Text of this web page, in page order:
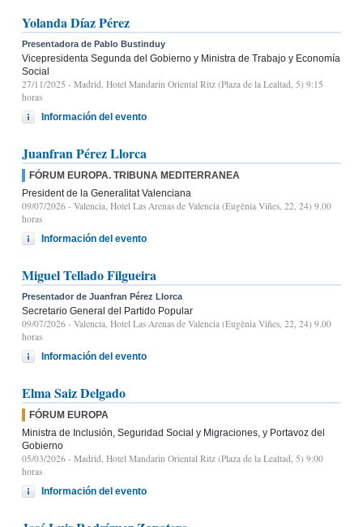
Yolanda Díaz Pérez
Presentadora de Pablo Bustinduy
Vicepresidenta Segunda del Gobierno y Ministra de Trabajo y Economía
Social
27/11/2025 - Madrid, Hotel Mandarin Oriental Ritz (Plaza de la Lealtad, 5) 9:15
horas
Información del evento
Juanfran Pérez Llorca
FÓRUM EUROPA. TRIBUNA MEDITERRANEA
President de la Generalitat Valenciana
09/07/2026 - Valencia, Hotel Las Arenas de Valencia (Eugènia Viñes, 22, 24) 9.00
horas
Información del evento
Miguel Tellado Filgueira
Presentador de Juanfran Pérez Llorca
Secretario General del Partido Popular
09/07/2026 - Valencia, Hotel Las Arenas de Valencia (Eugènia Viñes, 22, 24) 9.00
horas
Información del evento
Elma Saiz Delgado
FÓRUM EUROPA
Ministra de Inclusión, Seguridad Social y Migraciones, y Portavoz del
Gobierno
05/03/2026 - Madrid, Hotel Mandarin Oriental Ritz (Plaza de la Lealtad, 5) 9:00
horas
Información del evento